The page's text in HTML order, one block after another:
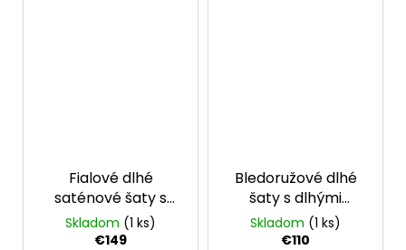
Fialové dlhé
saténové šaty s
dlhými rukávmi
Skladom (1 ks)
€149
Bledoružové dlhé
šaty s dlhými
rukávmi
Skladom (1 ks)
€110